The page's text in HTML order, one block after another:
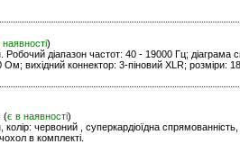
)
діапазон частот: 40 - 19000 Гц; діаграма
вихідний коннектор: 3-піновий XLR; розміри:
(є в наявності)
червоний , суперкардіоїдна
в комплекті.